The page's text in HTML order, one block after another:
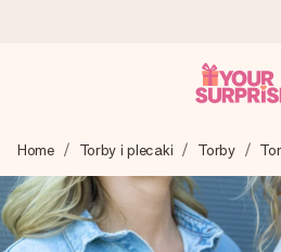
Tworzymy Twój prezent z troską i
oka – dzięki czemu możesz go
właściwym momencie, kiedy ma
Home Torby i plecaki Torby